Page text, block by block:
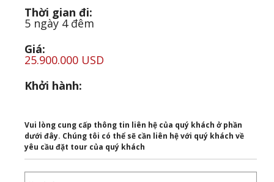
Thời gian đi:
5 ngày 4 đêm
Giá:
25.900.000 USD
Khởi hành:
Vui lòng cung cấp thông tin liên hệ của quý khách ở phần
dưới đây. Chúng tôi có thể sẽ cần liên hệ với quý khách về
yêu cầu đặt tour của quý khách